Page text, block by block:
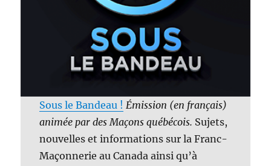
Sous le Bandeau ! Émission (en français)
animée par des Maçons québécois. Sujets,
nouvelles et informations sur la Franc-
Maçonnerie au Canada ainsi qu’à